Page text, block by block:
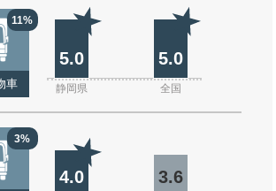
11%
車
5.0 5.0
静岡県 全国
3%
4.0 3.6